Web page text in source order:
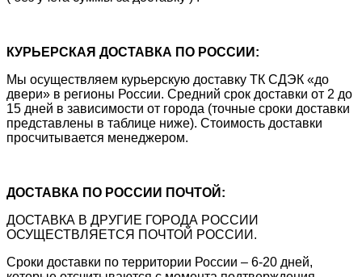
КУРЬЕРСКАЯ ДОСТАВКА ПО РОССИИ:
Мы осуществляем курьерскую доставку ТК СДЭК «до
двери» в регионы России. Средний срок доставки от 2 до
15 дней в зависимости от города (точные сроки доставки
представлены в таблице ниже). Стоимость доставки
просчитывается менеджером.
ДОСТАВКА ПО РОССИИ ПОЧТОЙ:
ДОСТАВКА В ДРУГИЕ ГОРОДА РОССИИ
ОСУЩЕСТВЛЯЕТСЯ ПОЧТОЙ РОССИИ.
Сроки доставки по территории России – 6-20 дней,